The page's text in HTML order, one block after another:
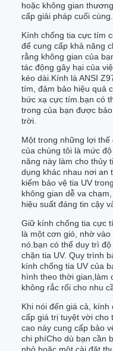
hoặc không gian
cấp giải pháp cuối cùng.
Kính chống tia cực tím
để cung cấp khả năng
rằng không gian của
tác động gây hại của
kéo dài.Kính là ANSI
tím, đảm bảo hiệu quả
bức xạ cực tím.bạn có
trong của bạn được
trời.
Một trong những lợi
của chúng tôi là mức
năng này làm cho thủy
dụng khác nhau nơi an
kiếm bảo vệ tia UV
không gian dễ va
hiệu suất đáng tin cậy
Giữ kính chống tia cực
là một cơn gió, nhờ
nó.bạn có thể duy trì
chặn tia UV. Quy trình
kính chống tia UV của
hình theo thời gian,làm
không rắc rối cho nhu
Khi nói đến giá cả, kính
cấp giá trị tuyệt vời cho
cao này cung cấp bảo
chi phíCho dù bạn cần